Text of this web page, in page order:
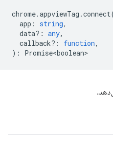
chrome.appviewTag .connect
app : string,
data? : any,
callback? : function,
) : Promise<boolean>